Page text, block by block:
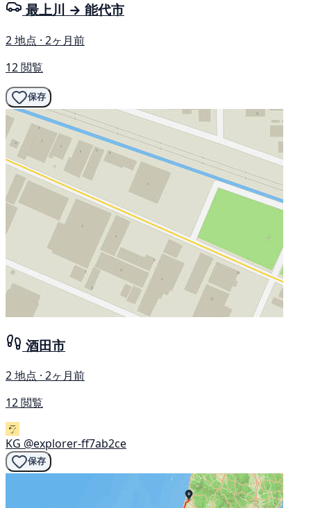
最上川 → 能代市
2 地点 · 2ヶ月前
12 閲覧
保存
酒田市
2 地点 · 2ヶ月前
12 閲覧
KG @explorer-ff7ab2ce
保存